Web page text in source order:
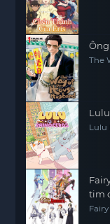
The
Lulu
tim